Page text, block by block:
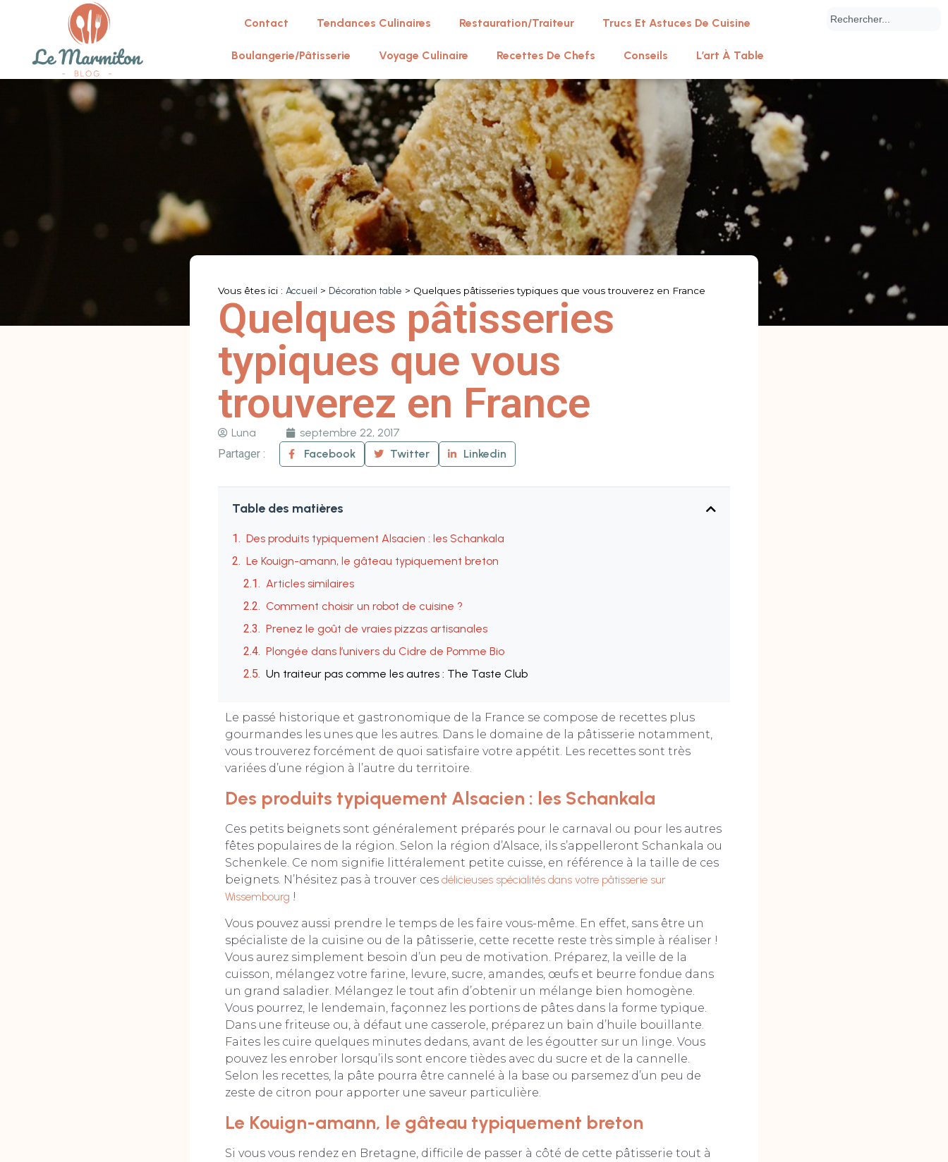
Contact Tendances Culinaires Restauration/Traiteur Trucs Et Astuces De Cuisine
Boulangerie/Pâtisserie Voyage Culinaire Recettes De Chefs Conseils L’art À Table
Vous êtes ici : Accueil > Décoration table > Quelques pâtisseries typiques que vous trouverez en France
Quelques pâtisseries
typiques que vous
trouverez en France
Luna
septembre 22, 2017
Partager :
Facebook Twitter Linkedin
Table des matières
Des produits typiquement Alsacien : les Schankala
Le Kouign-amann, le gâteau typiquement breton
Articles similaires
Comment choisir un robot de cuisine ?
Prenez le goût de vraies pizzas artisanales
Plongée dans l’univers du Cidre de Pomme Bio
Un traiteur pas comme les autres : The Taste Club
Le passé historique et gastronomique de la France se compose de recettes plus
gourmandes les unes que les autres. Dans le domaine de la pâtisserie notamment,
vous trouverez forcément de quoi satisfaire votre appétit. Les recettes sont très
variées d’une région à l’autre du territoire.
Des produits typiquement Alsacien : les Schankala
Ces petits beignets sont généralement préparés pour le carnaval ou pour les autres
fêtes populaires de la région. Selon la région d’Alsace, ils s’appelleront Schankala ou
Schenkele. Ce nom signifie littéralement petite cuisse, en référence à la taille de ces
beignets. N’hésitez pas à trouver ces délicieuses spécialités dans votre pâtisserie sur
Wissembourg !
Vous pouvez aussi prendre le temps de les faire vous-même. En effet, sans être un
spécialiste de la cuisine ou de la pâtisserie, cette recette reste très simple à réaliser !
Vous aurez simplement besoin d’un peu de motivation. Préparez, la veille de la
cuisson, mélangez votre farine, levure, sucre, amandes, œufs et beurre fondue dans
un grand saladier. Mélangez le tout afin d’obtenir un mélange bien homogène.
Vous pourrez, le lendemain, façonnez les portions de pâtes dans la forme typique.
Dans une friteuse ou, à défaut une casserole, préparez un bain d’huile bouillante.
Faites les cuire quelques minutes dedans, avant de les égoutter sur un linge. Vous
pouvez les enrober lorsqu’ils sont encore tièdes avec du sucre et de la cannelle.
Selon les recettes, la pâte pourra être cannelé à la base ou parsemez d’un peu de
zeste de citron pour apporter une saveur particulière.
Le Kouign-amann, le gâteau typiquement breton
Si vous vous rendez en Bretagne, difficile de passer à côté de cette pâtisserie tout à